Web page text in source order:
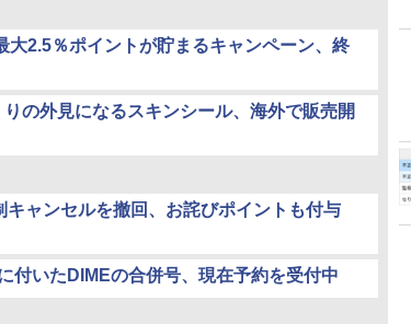
2.5％ポイントが貯まるキャンペーン、終
の外見になるスキンシール、海外で販売開
ャンセルを撤回、お詫びポイントも付与
付いたDIMEの合併号、現在予約を受付中